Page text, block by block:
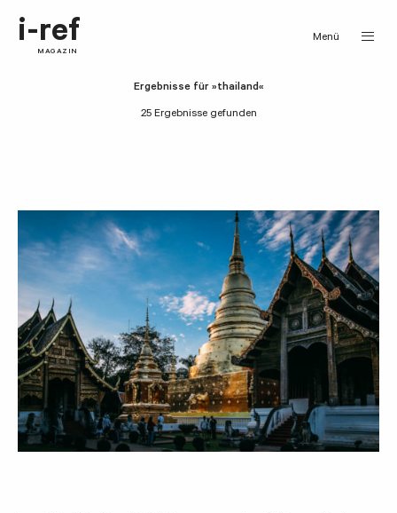
i-ref
MAGAZIN
Menü
Ergebnisse für »thailand«
25 Ergebnisse gefunden